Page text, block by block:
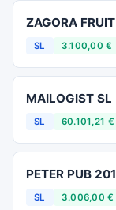
ZAGORA
SL 3.100,00 €
MAILOGIST SL
SL 60.101,21 €
PETER PUB
SL 3.006,00 €